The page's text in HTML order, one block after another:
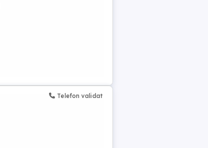
Telefon validat